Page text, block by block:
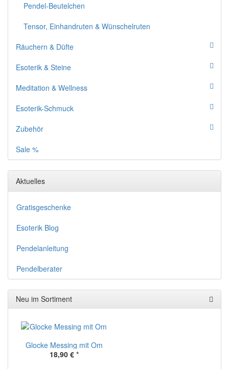
Pendel-Beutelchen
Tensor, Einhandruten & Wünschelruten
Räuchern & Düfte
Esoterik & Steine
Meditation & Wellness
Esoterik-Schmuck
Zubehör
Sale %
Aktuelles
Gratisgeschenke
Esoterik Blog
Pendelanleitung
Pendelberater
Neu im Sortiment
Glocke Messing mit Om
18,90 € *